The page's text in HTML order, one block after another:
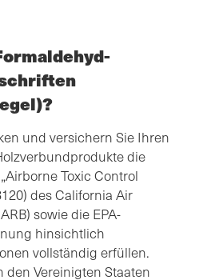
und versichern Sie Ihren
die
Toxic Control
des California Air
sowie die EPA-
hinsichtlich
vollständig erfüllen.
den Vereinigten Staaten